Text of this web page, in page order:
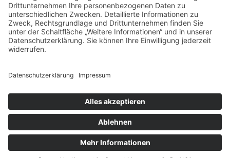
+49 176 58266120
+48 609 953 066
info@kotarek.com
Verpackungsregister LUCID: DE2926643562464